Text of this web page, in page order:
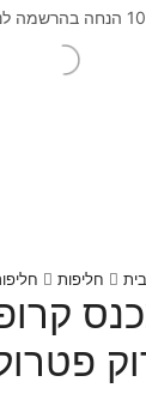
לניוזלטר!
חליפות